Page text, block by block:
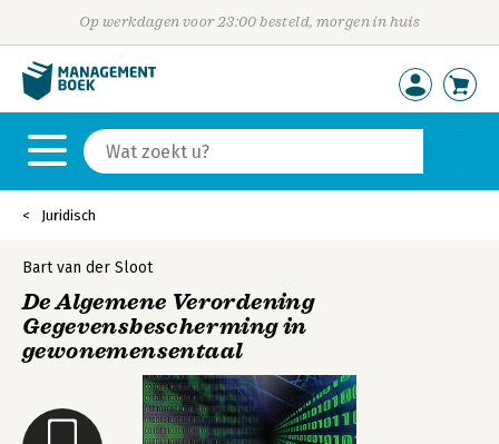
Op werkdagen voor 23:00 besteld, morgen in huis
Juridisch
Bart van der Sloot
De Algemene Verordening
Gegevensbescherming in
gewonemensentaal